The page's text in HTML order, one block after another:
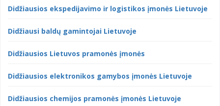
Didžiausios ekspedijavimo ir logistikos įmonės Lietuvoje
Didžiausi baldų gamintojai Lietuvoje
Didžiausios Lietuvos pramonės įmonės
Didžiausios elektronikos gamybos įmonės Lietuvoje
Didžiausios chemijos pramonės įmonės Lietuvoje